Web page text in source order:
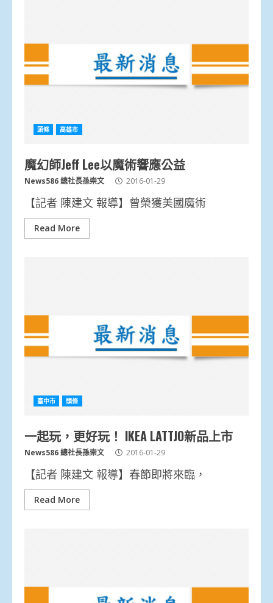
頭條 高雄市
魔幻師Jeff Lee以魔術響應公益
News586 總社長孫崇文 2016-01-29
【記者 陳建文 報導】曾榮獲美國魔術
Read More
臺中市 頭條
一起玩，更好玩！ IKEA LATTJO新品上市
News586 總社長孫崇文 2016-01-29
【記者 陳建文 報導】春節即將來臨，
Read More